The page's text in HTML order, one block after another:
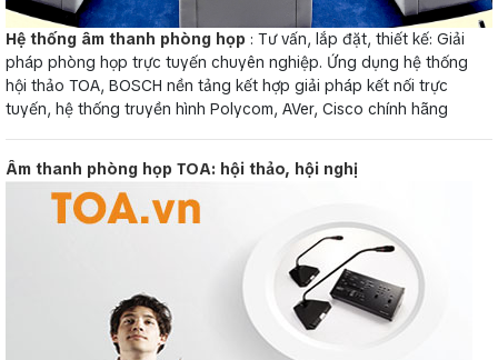
Hệ thống âm thanh phòng họp : Tư vấn, lắp đặt, thiết kế: Giải
pháp phòng họp trực tuyến chuyên nghiệp. Ứng dụng hệ thống
hội thảo TOA, BOSCH nền tảng kết hợp giải pháp kết nối trực
tuyến, hệ thống truyền hình Polycom, AVer, Cisco chính hãng
Âm thanh phòng họp TOA: hội thảo, hội nghị